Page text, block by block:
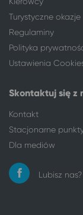
Turystyczne okazje
Regulaminy
Polityka
Ustawienia
Skontaktuj się z
Kontakt
Stacjonarne
Dla mediów
Lubisz